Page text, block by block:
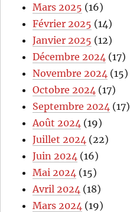
Mars 2025 (16)
Février 2025 (14)
Janvier 2025 (12)
Décembre 2024 (17)
Novembre 2024 (15)
Octobre 2024 (17)
Septembre 2024 (17)
Août 2024 (19)
Juillet 2024 (22)
Juin 2024 (16)
Mai 2024 (15)
Avril 2024 (18)
Mars 2024 (19)